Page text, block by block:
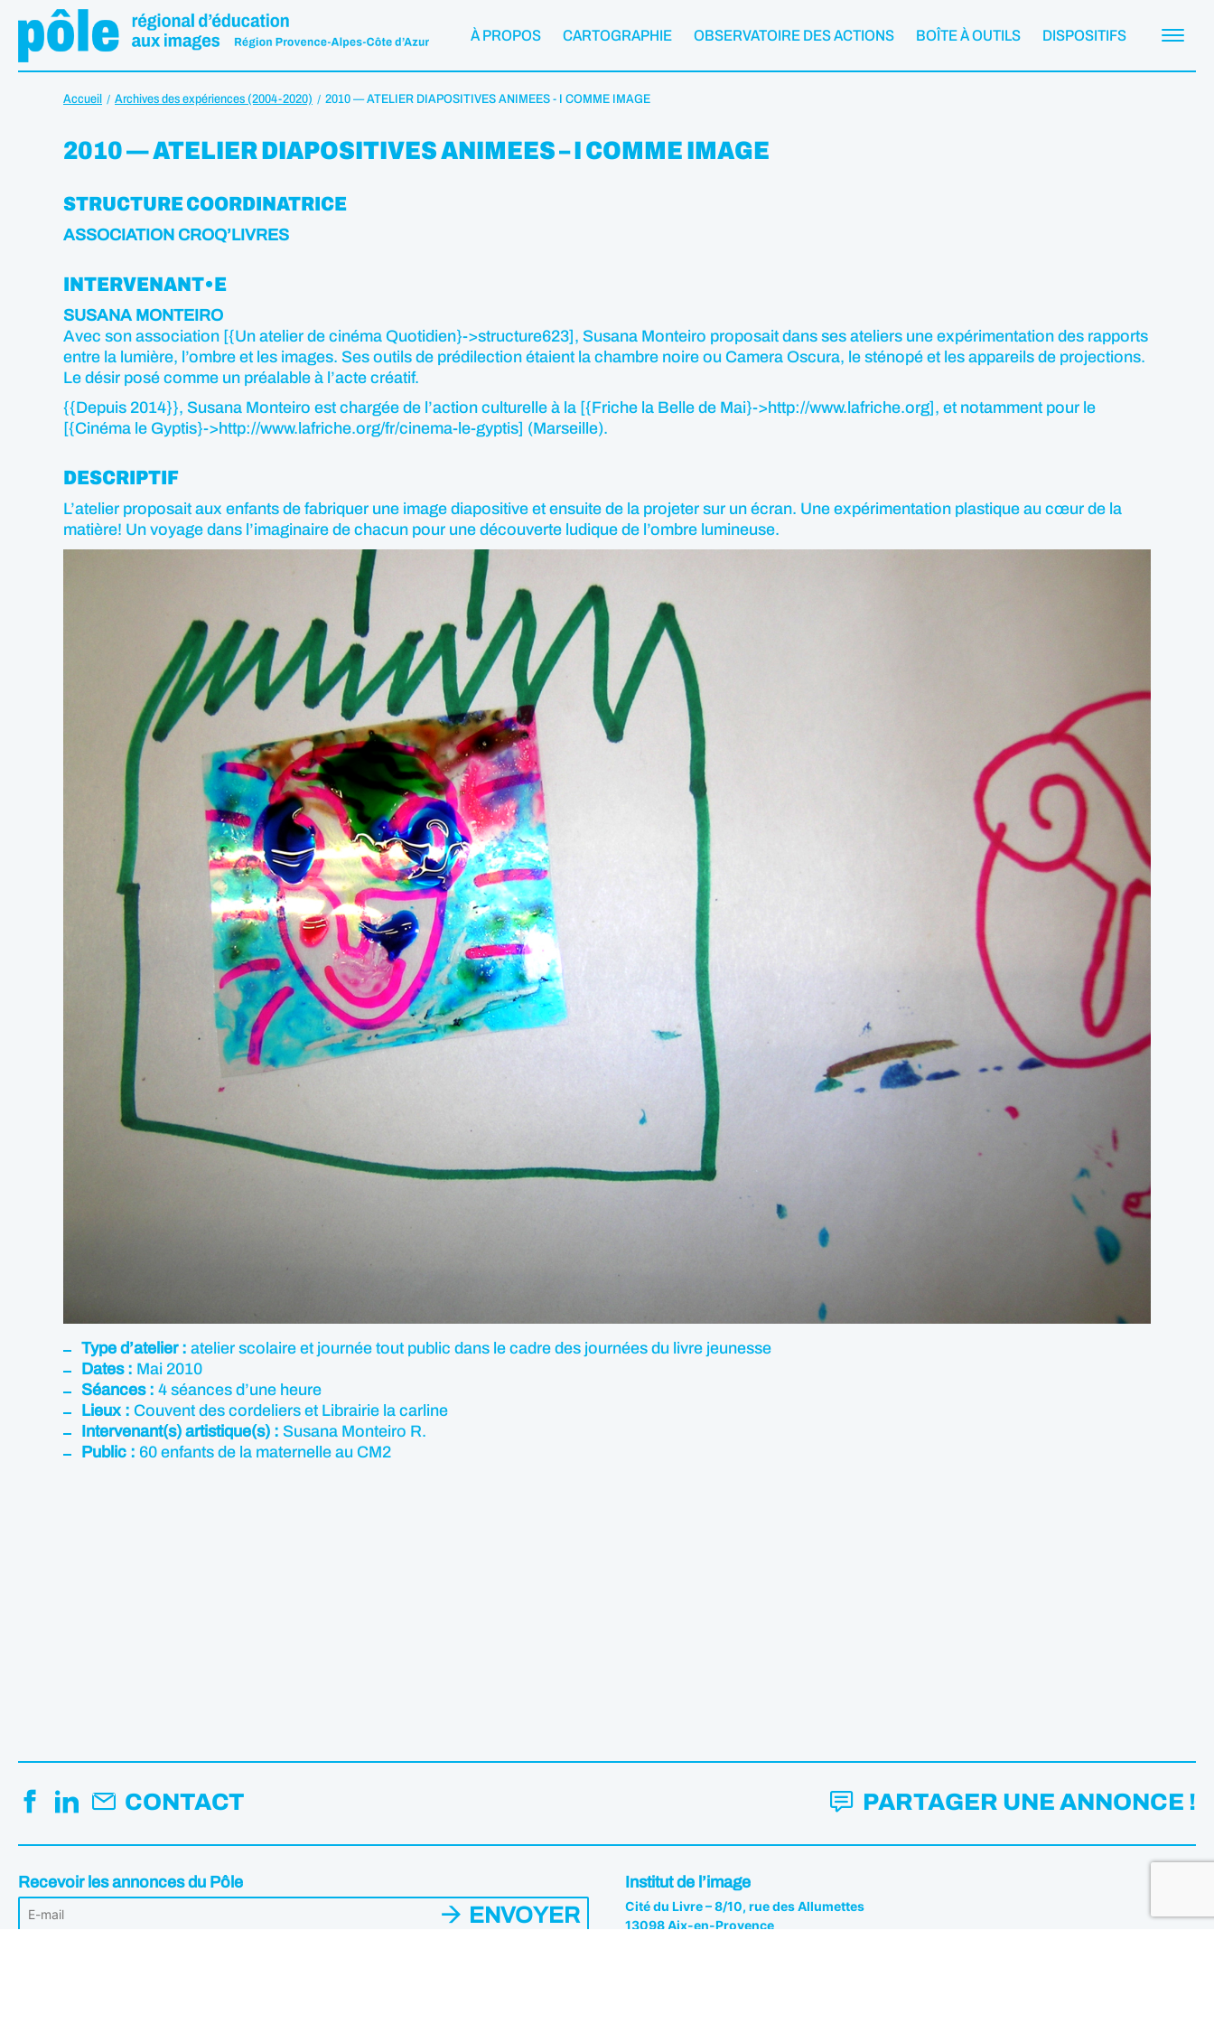
À PROPOS CARTOGRAPHIE OBSERVATOIRE DES ACTIONS BOÎTE À OUTILS DISPOSITIFS
Accueil Archives des expériences (2004-2020) 2010 — ATELIER DIAPOSITIVES ANIMEES - I COMME IMAGE
2010 — ATELIER DIAPOSITIVES ANIMEES – I COMME IMAGE
STRUCTURE COORDINATRICE
ASSOCIATION CROQ’LIVRES
INTERVENANT•E
SUSANA MONTEIRO
Avec son association [{Un atelier de cinéma Quotidien}->structure623], Susana Monteiro proposait dans ses ateliers une expérimentation des rapports
entre la lumière, l’ombre et les images. Ses outils de prédilection étaient la chambre noire ou Camera Oscura, le sténopé et les appareils de projections.
Le désir posé comme un préalable à l’acte créatif.
{{Depuis 2014}}, Susana Monteiro est chargée de l’action culturelle à la [{Friche la Belle de Mai}->http://www.lafriche.org], et notamment pour le
[{Cinéma le Gyptis}->http://www.lafriche.org/fr/cinema-le-gyptis] (Marseille).
DESCRIPTIF
L’atelier proposait aux enfants de fabriquer une image diapositive et ensuite de la projeter sur un écran. Une expérimentation plastique au cœur de la
matière! Un voyage dans l’imaginaire de chacun pour une découverte ludique de l’ombre lumineuse.
Type d’atelier : atelier scolaire et journée tout public dans le cadre des journées du livre jeunesse
Dates : Mai 2010
Séances : 4 séances d’une heure
Lieux : Couvent des cordeliers et Librairie la carline
Intervenant(s) artistique(s) : Susana Monteiro R.
Public : 60 enfants de la maternelle au CM2
CONTACT PARTAGER UNE ANNONCE !
Recevoir les annonces du Pôle
ENVOYER
Institut de l’image
Cité du Livre – 8/10, rue des Allumettes
13098 Aix-en-Provence